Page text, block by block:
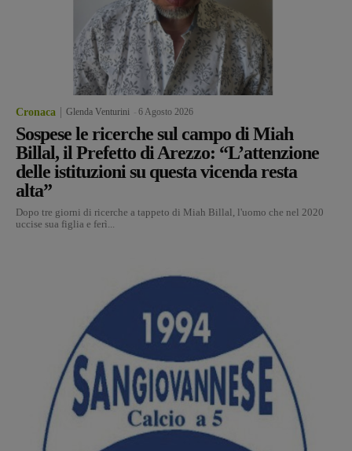
Cronaca Glenda Venturini 6 Agosto 2026
Sospese le ricerche sul campo di Miah
Billal, il Prefetto di Arezzo: “L’attenzione
delle istituzioni su questa vicenda resta
alta”
Dopo tre giorni di ricerche a tappeto di Miah Billal, l'uomo che nel 2020
uccise sua figlia e ferì...